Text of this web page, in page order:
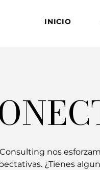
INICIO
nos
¿Tienes